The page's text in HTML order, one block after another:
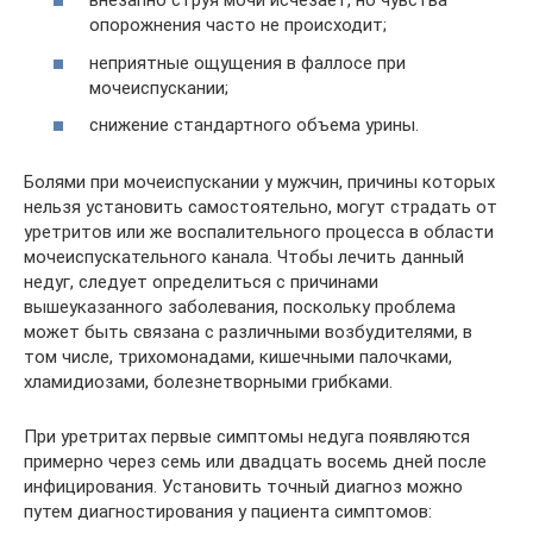
опорожнения часто не происходит;
неприятные ощущения в фаллосе при
мочеиспускании;
снижение стандартного объема урины.
Болями при мочеиспускании у мужчин, причины которых
нельзя установить самостоятельно, могут страдать от
уретритов или же воспалительного процесса в области
мочеиспускательного канала. Чтобы лечить данный
недуг, следует определиться с причинами
вышеуказанного заболевания, поскольку проблема
может быть связана с различными возбудителями, в
том числе, трихомонадами, кишечными палочками,
хламидиозами, болезнетворными грибками.
При уретритах первые симптомы недуга появляются
примерно через семь или двадцать восемь дней после
инфицирования. Установить точный диагноз можно
путем диагностирования у пациента симптомов: